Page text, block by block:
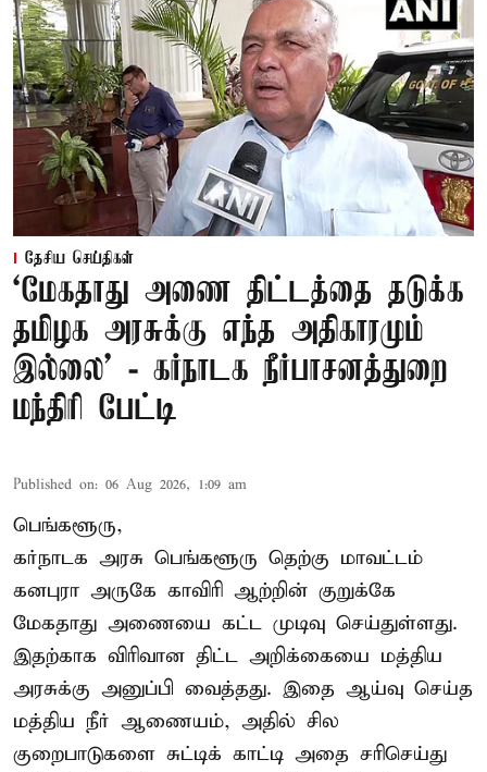
தேசிய செய்திகள்
‘மேகதாது அணை திட்டத்தை தடுக்க
தமிழக அரசுக்கு எந்த அதிகாரமும்
இல்லை’ - கர்நாடக நீர்பாசனத்துறை
மந்திரி பேட்டி
Published on: 06 Aug 2026, 1:09 am
பெங்களூரு,
கர்நாடக அரசு பெங்களூரு தெற்கு மாவட்டம்
கனபுரா அருகே காவிரி ஆற்றின் குறுக்கே
மேகதாது அணையை கட்ட முடிவு செய்துள்ளது.
இதற்காக விரிவான திட்ட அறிக்கையை மத்திய
அரசுக்கு அனுப்பி வைத்தது. இதை ஆய்வு செய்த
மத்திய நீர் ஆணையம், அதில் சில
குறைபாடுகளை சுட்டிக் காட்டி அதை சரிசெய்து